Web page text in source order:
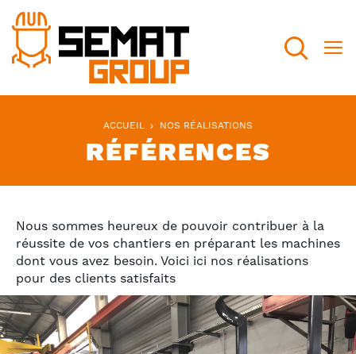
ACCUEIL NOS RÉALISATIONS
RÉFÉRENCES
Nous sommes heureux de pouvoir contribuer à la
réussite de vos chantiers en préparant les machines
dont vous avez besoin. Voici ici nos réalisations
pour des clients satisfaits